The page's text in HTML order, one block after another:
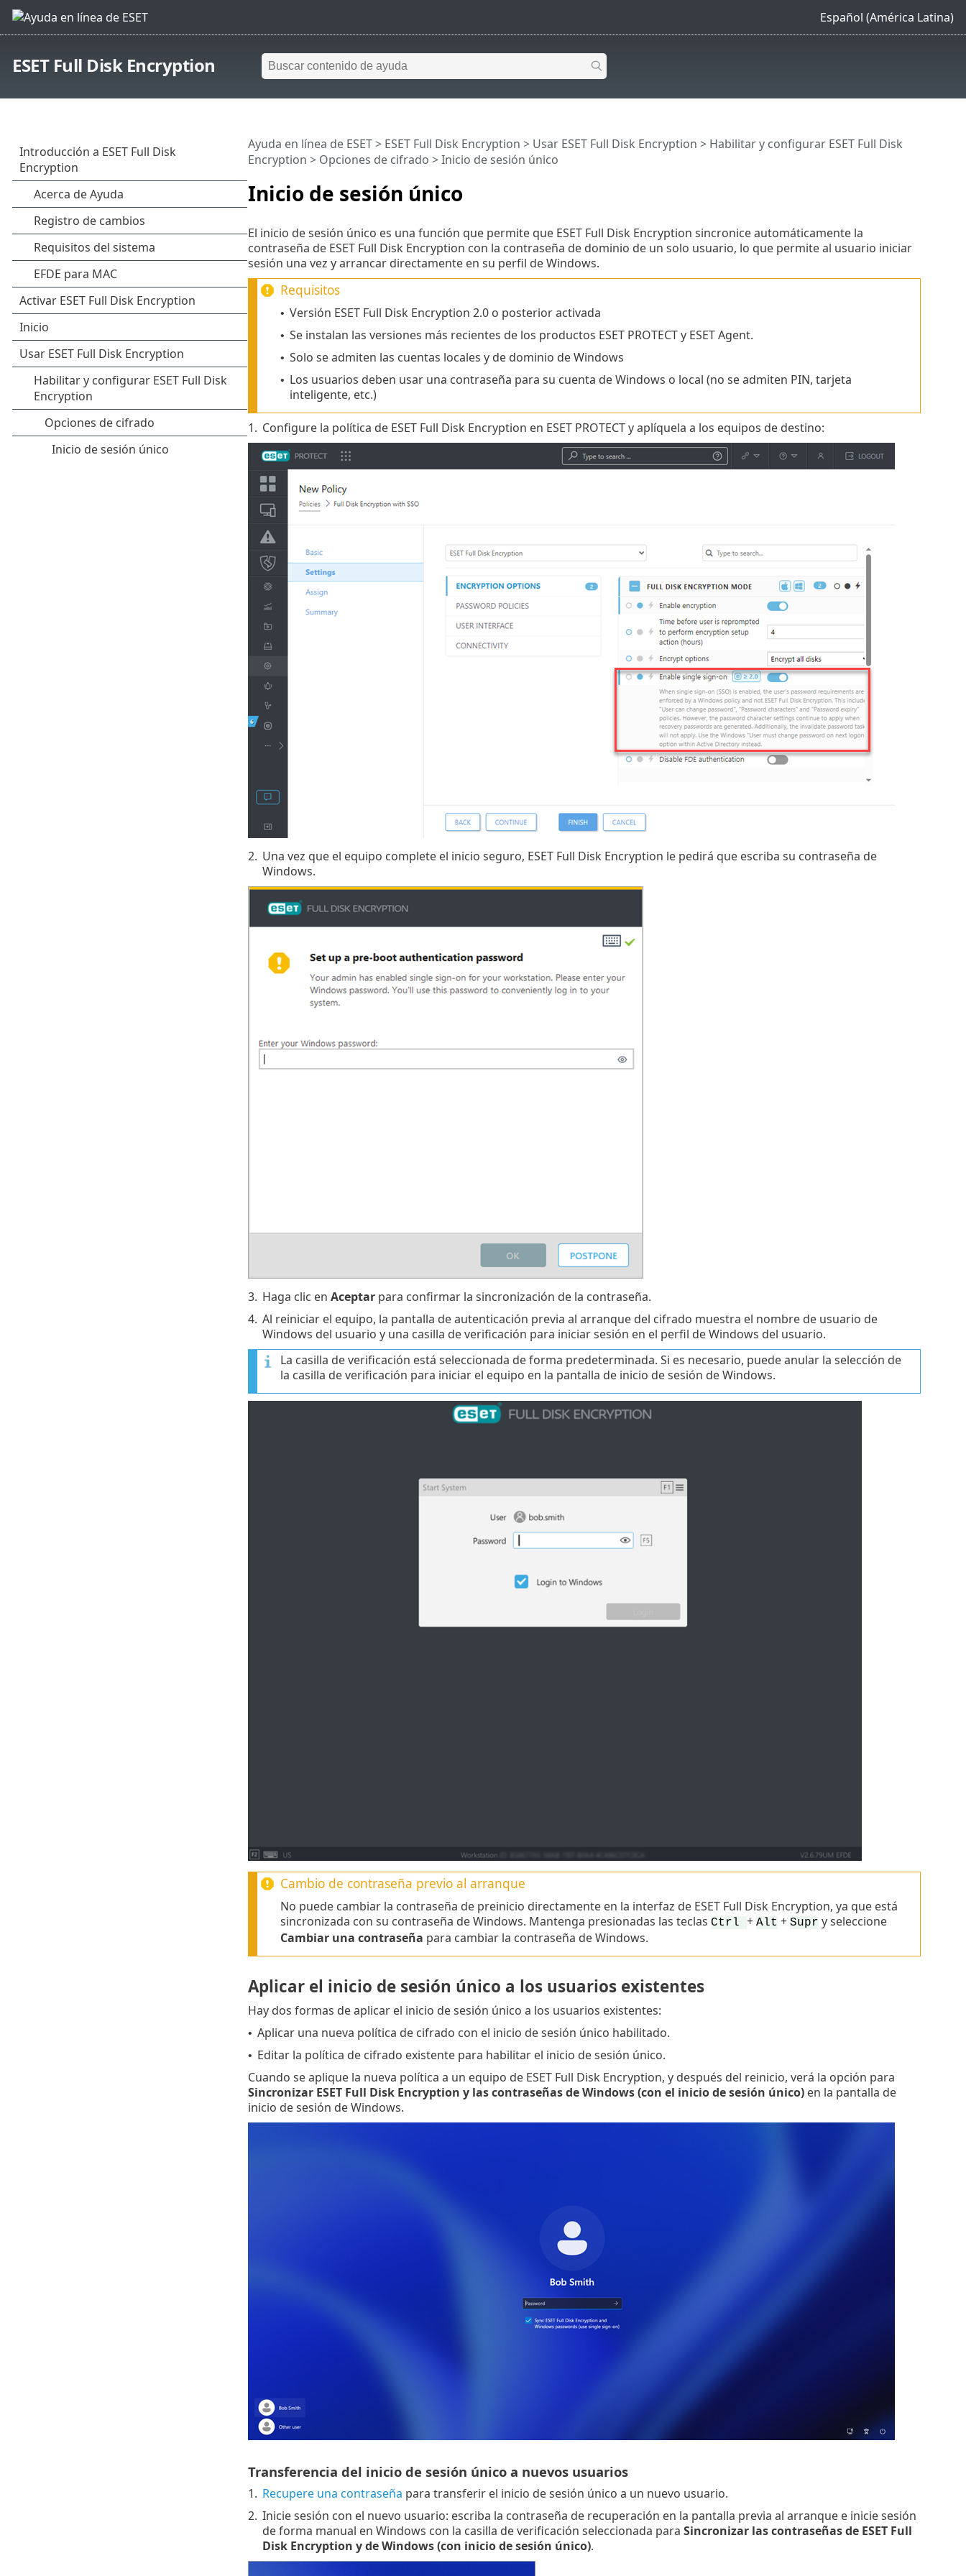
Español (América Latina)
ESET Full Disk Encryption
Inicio de sesión único
Ayuda en línea de ESET> ESET Full Disk Encryption > Usar ESET Full Disk Encryption > Habilitar y configurar ESET Full Disk
Encryption > Opciones de cifrado > Inicio de sesión único
El inicio de sesión único es una función que permite que ESET Full Disk Encryption sincronice automáticamente la
contraseña de ESET Full Disk Encryption con la contraseña de dominio de un solo usuario, lo que permite al usuario iniciar
sesión una vez y arrancar directamente en su perfil de Windows.
Requisitos
• Versión ESET Full Disk Encryption 2.0 o posterior activada
• Se instalan las versiones más recientes de los productos ESET PROTECT y ESET Agent.
• Solo se admiten las cuentas locales y de dominio de Windows
• Los usuarios deben usar una contraseña para su cuenta de Windows o local (no se admiten PIN, tarjeta
inteligente, etc.)
1. Configure la política de ESET Full Disk Encryption en ESET PROTECT y aplíquela a los equipos de destino:
2. Una vez que el equipo complete el inicio seguro, ESET Full Disk Encryption le pedirá que escriba su contraseña de
Windows.
3. Haga clic en Aceptarpara confirmar la sincronización de la contraseña.
4. Al reiniciar el equipo, la pantalla de autenticación previa al arranque del cifrado muestra el nombre de usuario de
Windows del usuario y una casilla de verificación para iniciar sesión en el perfil de Windows del usuario.
La casilla de verificación está seleccionada de forma predeterminada. Si es necesario, puede anular la selección de
la casilla de verificación para iniciar el equipo en la pantalla de inicio de sesión de Windows.
Cambio de contraseña previo al arranque
No puede cambiar la contraseña de preinicio directamente en la interfaz de ESET Full Disk Encryption, ya que está
sincronizada con su contraseña de Windows. Mantenga presionadas las teclas Ctrl + Alt + Supr y seleccione
Cambiar una contraseña para cambiar la contraseña de Windows.
Aplicar el inicio de sesión único a los usuarios existentes
Hay dos formas de aplicar el inicio de sesión único a los usuarios existentes:
• Aplicar una nueva política de cifrado con el inicio de sesión único habilitado.
• Editar la política de cifrado existente para habilitar el inicio de sesión único.
Cuando se aplique la nueva política a un equipo de ESET Full Disk Encryption, y después del reinicio, verá la opción para
Sincronizar ESET Full Disk Encryption y las contraseñas de Windows (con el inicio de sesión único)en la pantalla de
inicio de sesión de Windows.
Transferencia del inicio de sesión único a nuevos usuarios
1. Recupere una contraseña para transferir el inicio de sesión único a un nuevo usuario.
2. Inicie sesión con el nuevo usuario: escriba la contraseña de recuperación en la pantalla previa al arranque e inicie sesión
de forma manual en Windows con la casilla de verificación seleccionada para Sincronizar las contraseñas de ESET Full
Disk Encryption y de Windows (con inicio de sesión único).